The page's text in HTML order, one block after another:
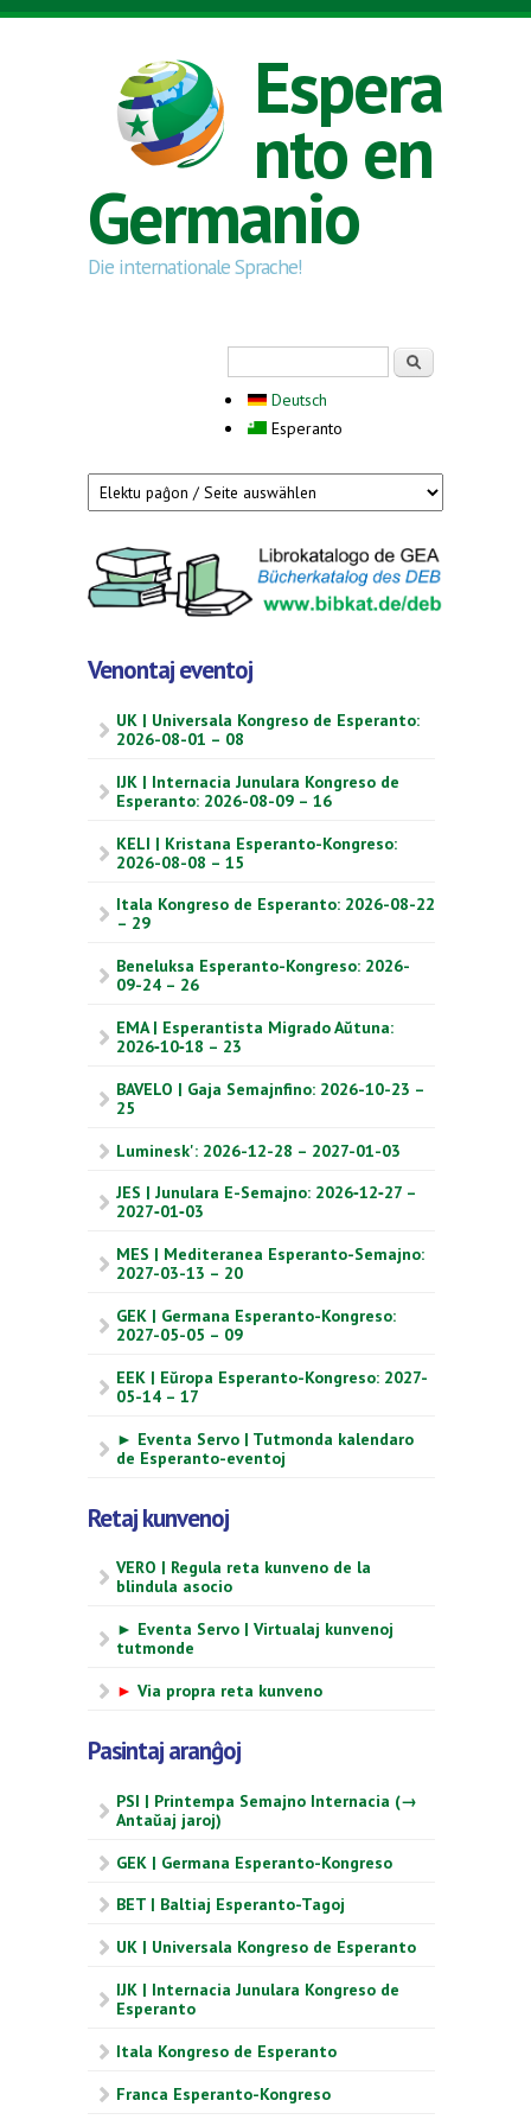
Skip to main content
Espera
nto en
Germanio
Die internationale Sprache!
Deutsch
Esperanto
Venontaj eventoj
UK | Universala Kongreso de Esperanto:
2026-08-01 – 08
IJK | Internacia Junulara Kongreso de
Esperanto: 2026-08-09 – 16
KELI | Kristana Esperanto-Kongreso:
2026-08-08 – 15
Itala Kongreso de Esperanto: 2026-08-22
– 29
Beneluksa Esperanto-Kongreso: 2026-
09-24 – 26
EMA | Esperantista Migrado Aŭtuna:
2026‑10‑18 – 23
BAVELO | Gaja Semajnfino: 2026-10-23 –
25
Luminesk': 2026-12-28 – 2027-01-03
JES | Junulara E-Semajno: 2026‑12‑27 –
2027‑01‑03
MES | Mediteranea Esperanto-Semajno:
2027-03-13 – 20
GEK | Germana Esperanto-Kongreso:
2027-05-05 – 09
EEK | Eŭropa Esperanto-Kongreso: 2027-
05-14 – 17
► Eventa Servo | Tutmonda kalendaro
de Esperanto-eventoj
Retaj kunvenoj
VERO | Regula reta kunveno de la
blindula asocio
► Eventa Servo | Virtualaj kunvenoj
tutmonde
► Via propra reta kunveno
Pasintaj aranĝoj
PSI | Printempa Semajno Internacia (→
Antaŭaj jaroj)
GEK | Germana Esperanto-Kongreso
BET | Baltiaj Esperanto-Tagoj
UK | Universala Kongreso de Esperanto
IJK | Internacia Junulara Kongreso de
Esperanto
Itala Kongreso de Esperanto
Franca Esperanto-Kongreso